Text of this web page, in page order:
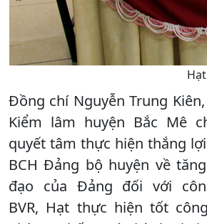
Đồng chí Nguyễn Trung
Kiểm lâm huyện Bắc Mê
quyết tâm thực hiện thắng
BCH Đảng bộ huyện về
đạo của Đảng đối với
BVR, Hạt thực hiện tốt